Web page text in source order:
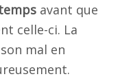
avant que
celle-ci. La
mal en